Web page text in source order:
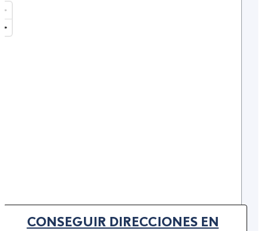
CONSEGUIR DIRECCIONES EN